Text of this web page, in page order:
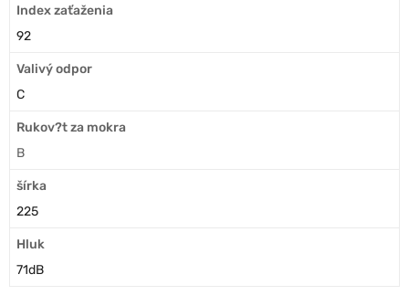
Index zaťaženia
92
Valivý odpor
C
Rukov?t za mokra
B
šírka
225
Hluk
71dB